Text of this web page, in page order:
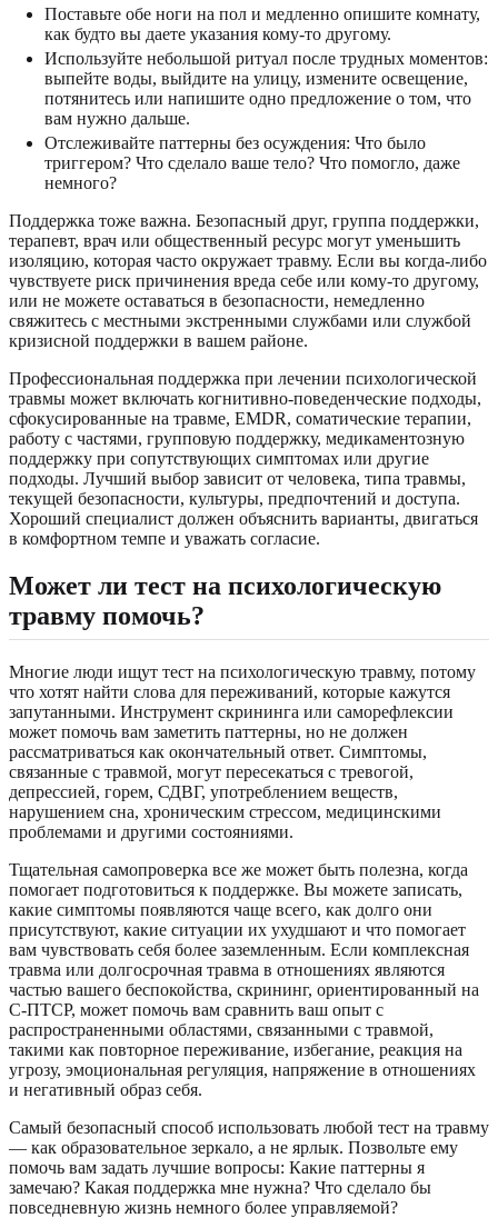
Поставьте обе ноги на пол и медленно опишите комнату,
как будто вы даете указания кому-то другому.
Используйте небольшой ритуал после трудных моментов:
выпейте воды, выйдите на улицу, измените освещение,
потянитесь или напишите одно предложение о том, что
вам нужно дальше.
Отслеживайте паттерны без осуждения: Что было
триггером? Что сделало ваше тело? Что помогло, даже
немного?
Поддержка тоже важна. Безопасный друг, группа поддержки,
терапевт, врач или общественный ресурс могут уменьшить
изоляцию, которая часто окружает травму. Если вы когда-либо
чувствуете риск причинения вреда себе или кому-то другому,
или не можете оставаться в безопасности, немедленно
свяжитесь с местными экстренными службами или службой
кризисной поддержки в вашем районе.
Профессиональная поддержка при лечении психологической
травмы может включать когнитивно-поведенческие подходы,
сфокусированные на травме, EMDR, соматические терапии,
работу с частями, групповую поддержку, медикаментозную
поддержку при сопутствующих симптомах или другие
подходы. Лучший выбор зависит от человека, типа травмы,
текущей безопасности, культуры, предпочтений и доступа.
Хороший специалист должен объяснить варианты, двигаться
в комфортном темпе и уважать согласие.
Может ли тест на психологическую
травму помочь?
Многие люди ищут тест на психологическую травму, потому
что хотят найти слова для переживаний, которые кажутся
запутанными. Инструмент скрининга или саморефлексии
может помочь вам заметить паттерны, но не должен
рассматриваться как окончательный ответ. Симптомы,
связанные с травмой, могут пересекаться с тревогой,
депрессией, горем, СДВГ, употреблением веществ,
нарушением сна, хроническим стрессом, медицинскими
проблемами и другими состояниями.
Тщательная самопроверка все же может быть полезна, когда
помогает подготовиться к поддержке. Вы можете записать,
какие симптомы появляются чаще всего, как долго они
присутствуют, какие ситуации их ухудшают и что помогает
вам чувствовать себя более заземленным. Если комплексная
травма или долгосрочная травма в отношениях являются
частью вашего беспокойства, скрининг, ориентированный на
С-ПТСР, может помочь вам сравнить ваш опыт с
распространенными областями, связанными с травмой,
такими как повторное переживание, избегание, реакция на
угрозу, эмоциональная регуляция, напряжение в отношениях
и негативный образ себя.
Самый безопасный способ использовать любой тест на травму
— как образовательное зеркало, а не ярлык. Позвольте ему
помочь вам задать лучшие вопросы: Какие паттерны я
замечаю? Какая поддержка мне нужна? Что сделало бы
повседневную жизнь немного более управляемой?